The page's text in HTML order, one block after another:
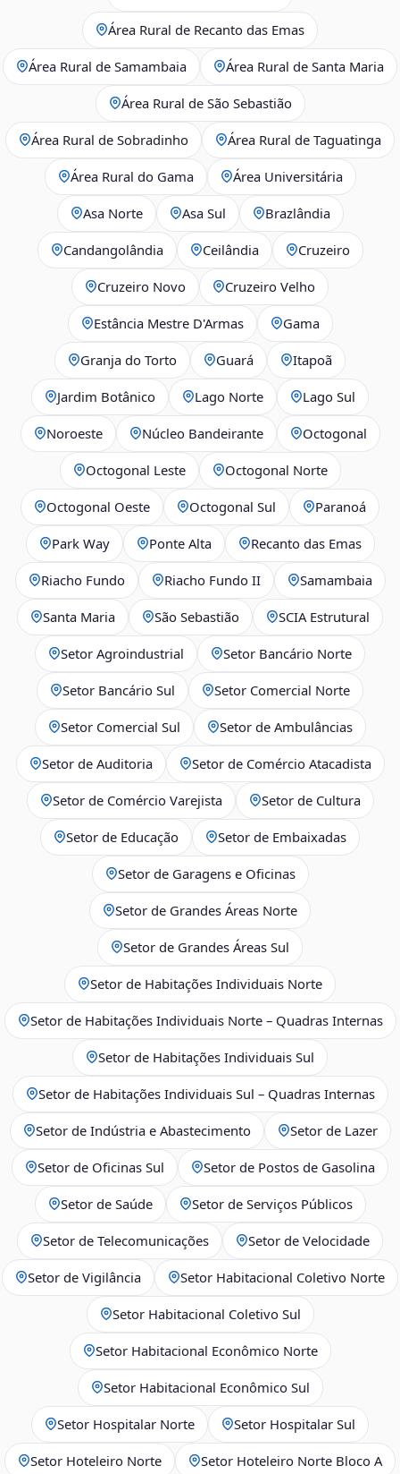
Área Rural de Recanto das Emas
Área Rural de Samambaia Área Rural de Santa Maria
Área Rural de São Sebastião
Área Rural de Sobradinho Área Rural de Taguatinga
Área Rural do Gama Área Universitária
Asa Norte Asa Sul Brazlândia
Candangolândia Ceilândia Cruzeiro
Cruzeiro Novo Cruzeiro Velho
Estância Mestre D'Armas Gama
Granja do Torto Guará Itapoã
Jardim Botânico Lago Norte Lago Sul
Noroeste Núcleo Bandeirante Octogonal
Octogonal Leste Octogonal Norte
Octogonal Oeste Octogonal Sul Paranoá
Park Way Ponte Alta Recanto das Emas
Riacho Fundo Riacho Fundo II Samambaia
Santa Maria São Sebastião SCIA Estrutural
Setor Agroindustrial Setor Bancário Norte
Setor Bancário Sul Setor Comercial Norte
Setor Comercial Sul Setor de Ambulâncias
Setor de Auditoria Setor de Comércio Atacadista
Setor de Comércio Varejista Setor de Cultura
Setor de Educação Setor de Embaixadas
Setor de Garagens e Oficinas
Setor de Grandes Áreas Norte
Setor de Grandes Áreas Sul
Setor de Habitações Individuais Norte
Setor de Habitações Individuais Norte – Quadras Internas
Setor de Habitações Individuais Sul
Setor de Habitações Individuais Sul – Quadras Internas
Setor de Indústria e Abastecimento Setor de Lazer
Setor de Oficinas Sul Setor de Postos de Gasolina
Setor de Saúde Setor de Serviços Públicos
Setor de Telecomunicações Setor de Velocidade
Setor de Vigilância Setor Habitacional Coletivo Norte
Setor Habitacional Coletivo Sul
Setor Habitacional Econômico Norte
Setor Habitacional Econômico Sul
Setor Hospitalar Norte Setor Hospitalar Sul
Setor Hoteleiro Norte Setor Hoteleiro Norte Bloco A